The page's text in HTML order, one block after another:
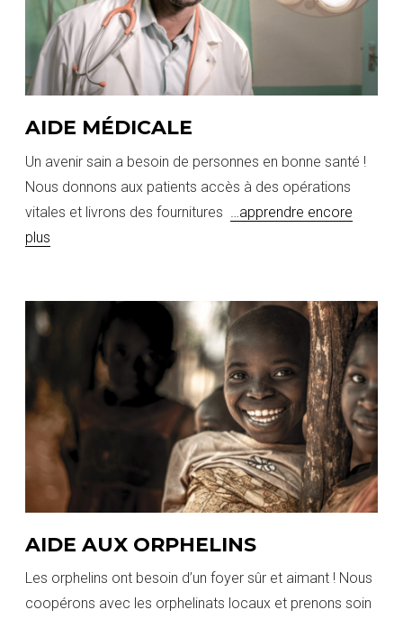
AIDE MÉDICALE
Un avenir sain a besoin de personnes en bonne santé !
Nous donnons aux patients accès à des opérations
vitales et livrons des fournitures
…apprendre encore
plus
AIDE AUX ORPHELINS
Les orphelins ont besoin d’un foyer sûr et aimant ! Nous
coopérons avec les orphelinats locaux et prenons soin